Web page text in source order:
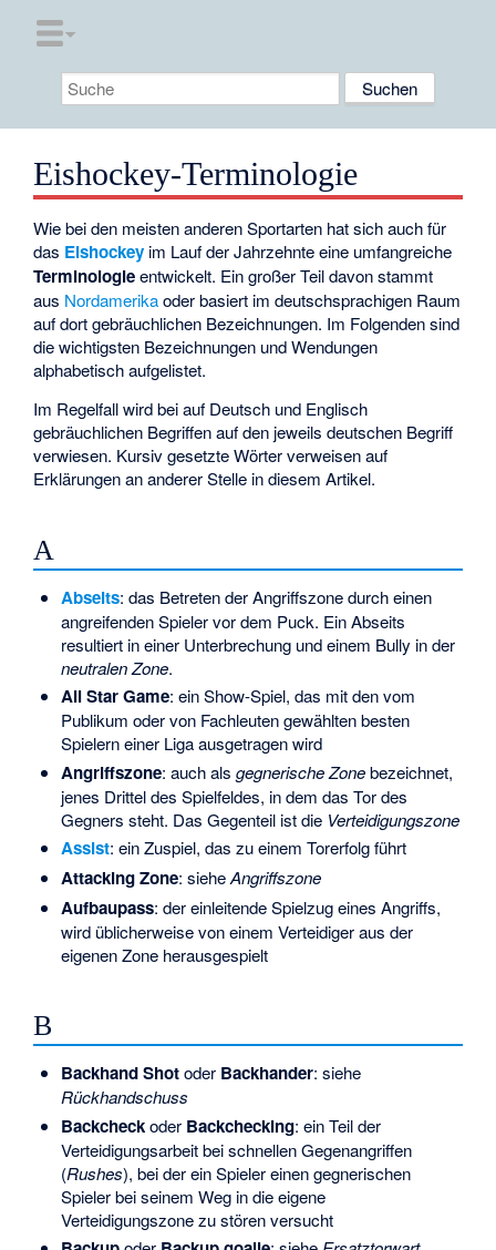
Eishockey-Terminologie
Wie bei den meisten anderen Sportarten hat sich auch für
das Eishockey im Lauf der Jahrzehnte eine umfangreiche
Terminologieentwickelt. Ein großer Teil davon stammt
aus Nordamerikaoder basiert im deutschsprachigen Raum
auf dort gebräuchlichen Bezeichnungen. Im Folgenden sind
die wichtigsten Bezeichnungen und Wendungen
alphabetisch aufgelistet.
Im Regelfall wird bei auf Deutsch und Englisch
gebräuchlichen Begriffen auf den jeweils deutschen Begriff
verwiesen. Kursiv gesetzte Wörter verweisen auf
Erklärungen an anderer Stelle in diesem Artikel.
A
Abseits: das Betreten der Angriffszone durch einen
angreifenden Spieler vor dem Puck. Ein Abseits
resultiert in einer Unterbrechung und einem Bully in der
neutralen Zone.
All Star Game: ein Show-Spiel, das mit den vom
Publikum oder von Fachleuten gewählten besten
Spielern einer Liga ausgetragen wird
Angriffszone: auch als gegnerische Zonebezeichnet,
jenes Drittel des Spielfeldes, in dem das Tor des
Gegners steht. Das Gegenteil ist die Verteidigungszone
Assist: ein Zuspiel, das zu einem Torerfolg führt
Attacking Zone: sieheAngriffszone
Aufbaupass: der einleitende Spielzug eines Angriffs,
wird üblicherweise von einem Verteidiger aus der
eigenen Zone herausgespielt
B
Backhand Shotoder Backhander: siehe
Rückhandschuss
Backcheckoder Backchecking: ein Teil der
Verteidigungsarbeit bei schnellen Gegenangriffen
(Rushes), bei der ein Spieler einen gegnerischen
Spieler bei seinem Weg in die eigene
Verteidigungszone zu stören versucht